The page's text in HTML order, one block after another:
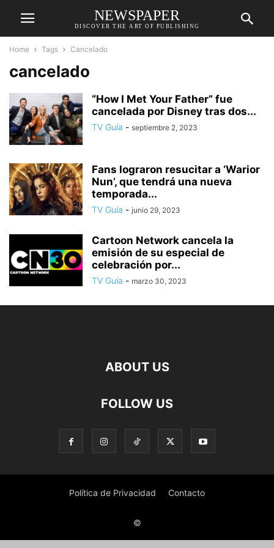
NEWSPAPER
DISCOVER THE ART OF PUBLISHING
Home Tags Cancelado
cancelado
“How I Met Your Father” fue
cancelada por Disney tras dos...
TV Guía - septiembre 2, 2023
Fans lograron resucitar a ‘Warior
Nun’, que tendrá una nueva
temporada...
TV Guía - junio 29, 2023
Cartoon Network cancela la
emisión de su especial de
celebración por...
TV Guía - marzo 30, 2023
ABOUT US
FOLLOW US
Política de Privacidad Contacto
©